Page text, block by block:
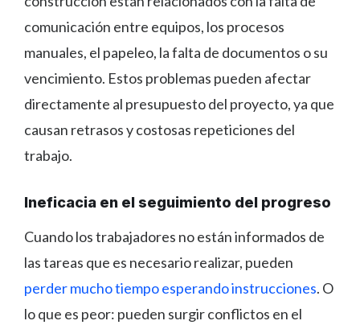
comunicación entre equipos, los procesos
manuales, el papeleo, la falta de documentos o su
vencimiento. Estos problemas pueden afectar
directamente al presupuesto del proyecto, ya que
causan retrasos y costosas repeticiones del
trabajo.
Ineficacia en el seguimiento del progreso
Cuando los trabajadores no están informados de
las tareas que es necesario realizar, pueden
perder mucho tiempo esperando instrucciones. O
lo que es peor: pueden surgir conflictos en el